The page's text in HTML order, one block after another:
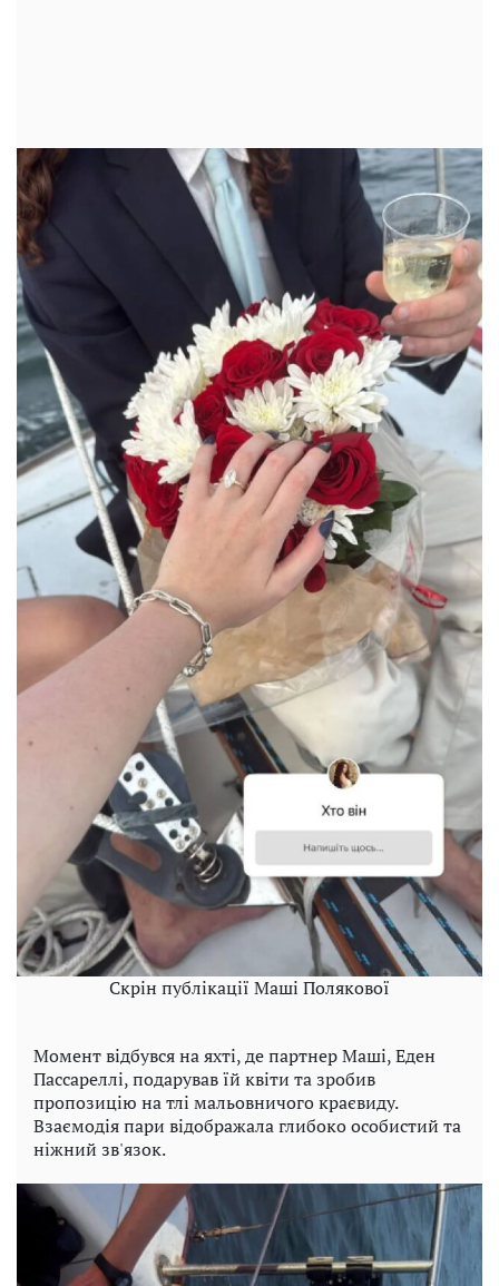
Скрін публікації Маші Полякової
Момент відбувся на яхті, де партнер Маші, Еден
Пассареллі, подарував їй квіти та зробив
пропозицію на тлі мальовничого краєвиду.
Взаємодія пари відображала глибоко особистий та
ніжний зв'язок.